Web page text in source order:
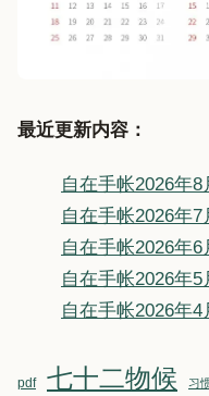
最近更新内容：
自在手帐2026年
自在手帐2026年
自在手帐2026年
自在手帐2026年
自在手帐2026年
pdf 七十二物候 习